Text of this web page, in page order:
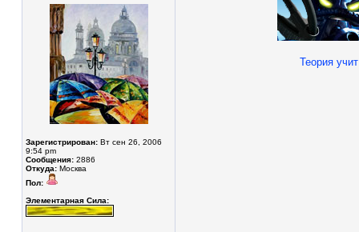
Зарегистрирован: Вт сен 26, 2006
9:54 pm
Сообщения: 2886
Откуда: Москва
Пол:
Элементарная Сила:
Теория